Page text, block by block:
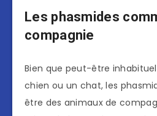
Les phasmides
compagnie
Bien que peut-être
chien ou un chat, les
être des animaux de